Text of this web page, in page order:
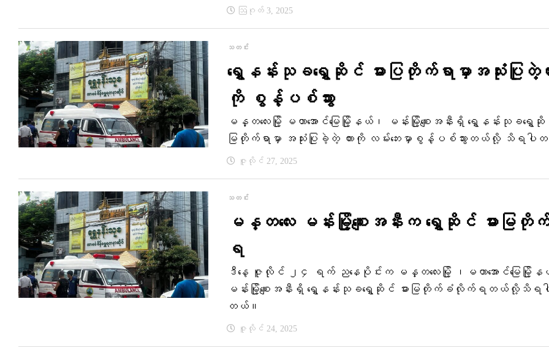
ဩဂုတ် 3, 2025
သတင်း
ရွှေနန်းသုခရွှေဆိုင် ဓားပြတိုက်ရာမှာအသုံးပြုတဲ့က
ကို စွန့်ပစ်သွား
မန္တလေးမြို့ မဟာအောင်မြေမြို့နယ်၊ မန်းမြို့စျေးအနီးရှိ ရွှေနန်းသုခရွှေဆို
မြတိုက်ရာမှာ အသုံးပြုခဲ့တဲ့ ကားကို လမ်းဘေးမှာစွန့်ပစ်သွားတယ်လို့ သိရပါ
ဇူလိုင် 27, 2025
သတင်း
မန္တလေး မန်းမြို့စျေးအနီးက ရွှေဆိုင် ဓားမြ
ရ
ဒီနေ့ ဇူလိုင် ၂၄ ရက် ညနေပိုင်းက မန္တလေးမြို့ ၊မဟာအောင်မြေမြို့
မန်းမြို့စျေးအနီးရှိ ရွှေနန်းသုခရွှေဆိုင် ဓားမြတိုက်ခံလိုက်ရတယ်လို့သိရပ
တယ်။
ဇူလိုင် 24, 2025